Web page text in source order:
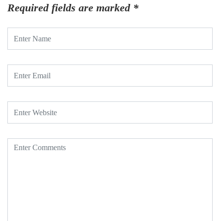
Required fields are marked *